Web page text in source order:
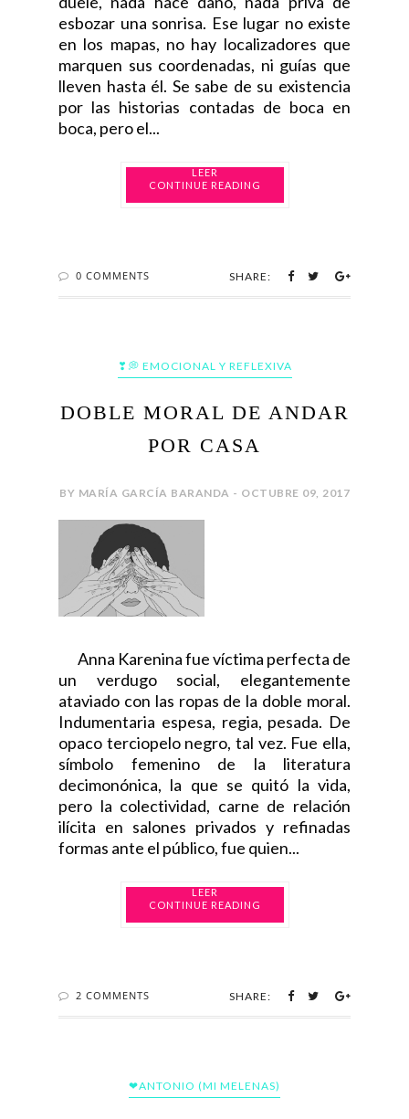
esbozar una sonrisa. Ese lugar no existe
en los mapas, no hay localizadores que
marquen sus coordenadas, ni guías que
lleven hasta él. Se sabe de su existencia
por las historias contadas de boca en
boca, pero el...
CONTINUE READING
0 COMMENTS SHARE:
❣💭 EMOCIONAL Y REFLEXIVA
DOBLE MORAL DE ANDAR
POR CASA
BY MARÍA GARCÍA BARANDA - OCTUBRE 09, 2017
Anna Karenina fue víctima perfecta de
un verdugo social, elegantemente
ataviado con las ropas de la doble moral.
Indumentaria espesa, regia, pesada. De
opaco terciopelo negro, tal vez. Fue ella,
símbolo femenino de la literatura
decimonónica, la que se quitó la vida,
pero la colectividad, carne de relación
ilícita en salones privados y refinadas
formas ante el público, fue quien...
CONTINUE READING
2 COMMENTS SHARE:
❤ANTONIO (MI MELENAS)